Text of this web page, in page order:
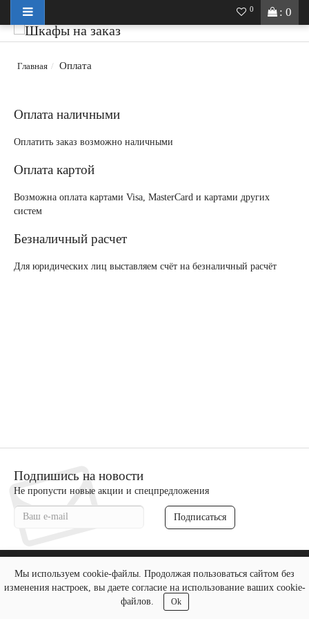
: 0
0
Главная Оплата
Оплата наличными
Оплатить заказ возможно наличными
Оплата картой
Возможна оплата картами Visa, MasterCard и картами других
систем
Безналичный расчет
Для юридических лиц выставляем счёт на безналичный расчёт
Подпишись на новости
Не пропусти новые акции и спецпредложения
Подписаться
herr-shkaf.ru - Шкафы на заказ © 2026
Мы используем cookie-файлы. Продолжая пользоваться сайтом без
изменения настроек, вы даете согласие на использование ваших cookie-
файлов.
Ok